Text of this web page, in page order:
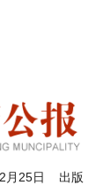
月25日 出版